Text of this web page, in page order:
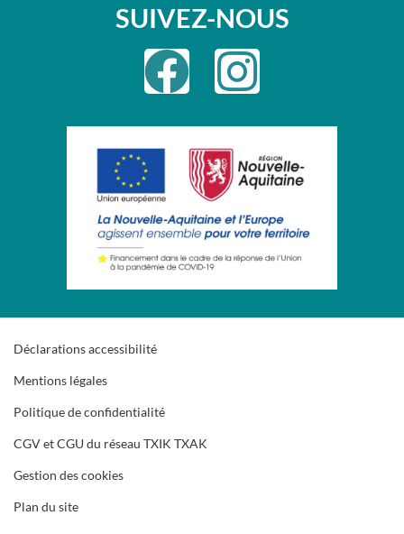
SUIVEZ-NOUS
Déclarations accessibilité
Mentions légales
Politique de confidentialité
CGV et CGU du réseau TXIK TXAK
Gestion des cookies
Plan du site